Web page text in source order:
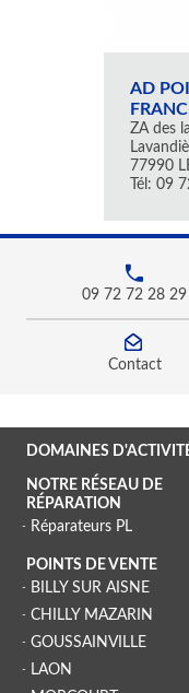
AD
ZA des
77990
Tél: 09
09 72 72 28 29
Contact
DOMAINES
NOTRE RÉSEAU DE
RÉPARATION
Réparateurs PL
POINTS DE VENTE
BILLY SUR AISNE
CHILLY MAZARIN
GOUSSAINVILLE
LAON